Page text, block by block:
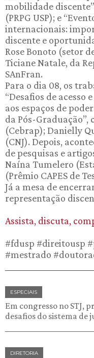
mobilidade
(PRPG USP); e
internacionais:
discente e
Rose Bonoto (setor
Ticiane Natale, da
SAnFran.
Para o dia 08, os
“Desafios de acesso
aos espaços de
da Pós-Graduação”,
(Cebrap); Danielly
(CNJ). Depois,
de pesquisas e
Naína Tumelero
(Prêmio CAPES de
Já a mesa de
representação
Assista, discuta,
#fdusp #direitousp
#mestrado
ESPECIAIS
Em congresso no STJ,
desafios do sistema de
DIRETORIA